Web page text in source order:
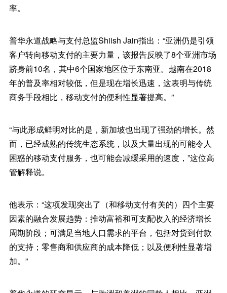
率。
普华永道战略与支付总监Shiish Jain指出：“亚洲仍是引领
客户转向移动支付的主要力量，该报告反映了8个亚洲市场
跻身前10名，其中6个国家地区位于东南亚。越南在2018
年的普及率相对较低，但是现在增长迅速，这表明与传统
商务手段相比，移动支付的便利性显著提高。”
“与此形成鲜明对比的是，新加坡也出现了强劲的增长。然
而，已经成熟的传统生态系统，以及大量出现的可能令人
困惑的移动支付服务，也可能会减缓采用的速度，”这位高
管解释说。
他表示：“这项发现突出了（和移动支付有关的）四个主要
因素的融合发展趋势：推动富裕和可支配收入的经济增长
周期阶段；可满足当地人口需求的平台，包括对货到付款
的支持；零售商和供应商的成本降低；以及便利性显著增
加。”